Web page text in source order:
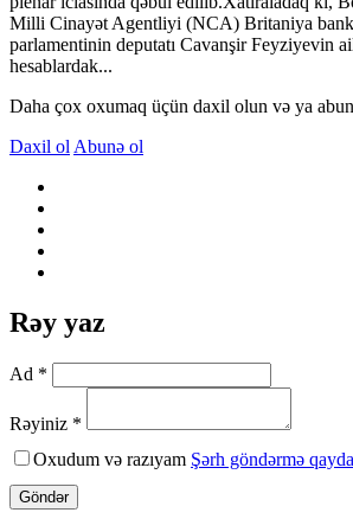
Milli Cinayət Agentliyi (NCA) Britaniya
parlamentinin deputatı Cavanşir Feyziyevin
hesablardak...
Daha çox oxumaq üçün daxil olun və ya
Daxil ol Abunə ol
Rəy yaz
Ad *
Rəyiniz *
Oxudum və razıyam Şərh göndərmə
Göndər